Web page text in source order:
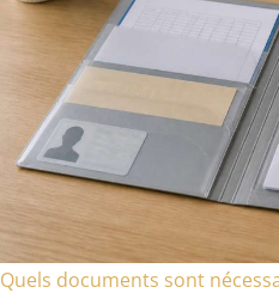
Quels documents sont